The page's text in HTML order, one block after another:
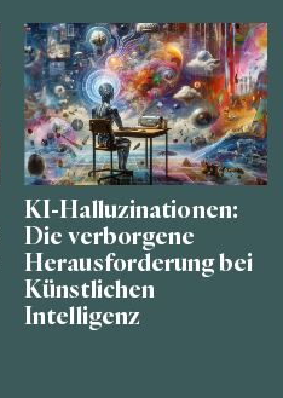
KI-Halluzinationen:
Die verborgene
Herausforderung bei
Künstlichen
Intelligenz